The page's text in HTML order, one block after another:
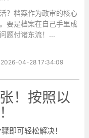
档案作为政审的核心
要是档案在自己手里成
题付诸东流！...
2026-04-28 17:34:09
！按照以